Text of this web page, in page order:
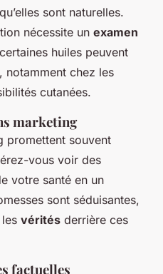
sont naturelles.
nécessite un examen
huiles peuvent
notamment chez les
cutanées.
marketing
promettent souvent
vous voir des
votre santé en un
sont séduisantes,
vérités derrière ces
factuelles